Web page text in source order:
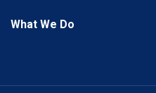
What We Do